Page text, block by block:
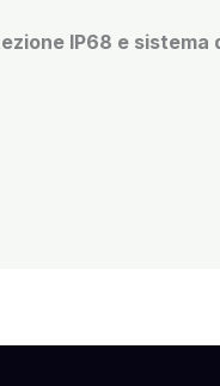
IP68 e sistema